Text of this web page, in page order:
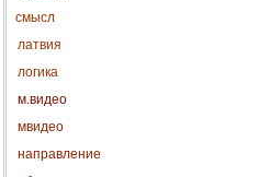
смысл
латвия
логика
м.видео
мвидео
направление